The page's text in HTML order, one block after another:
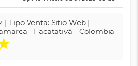
| Tipo Venta: Sitio Web |
- Facatativá - Colombia